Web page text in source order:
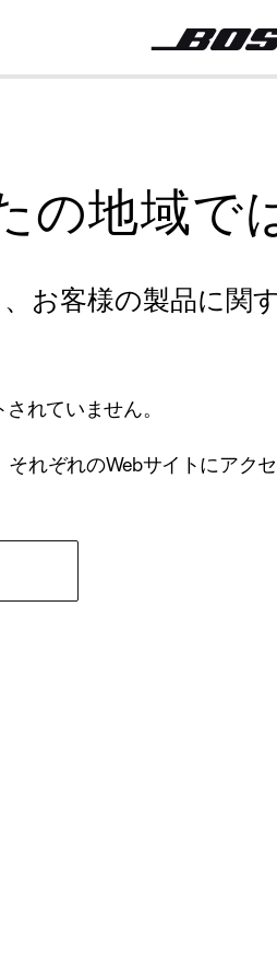
の地域で
お客様の製品に関
れていません。
れぞれのWebサイトにアク